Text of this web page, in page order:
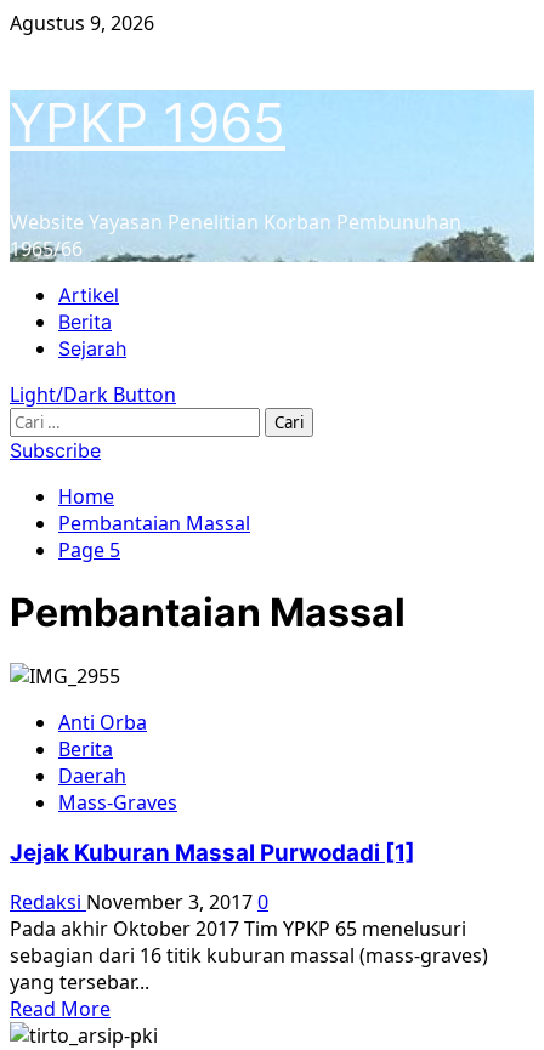
Skip
Agustus 9, 2026
YPKP 1965
Website Yayasan Penelitian Korban Pembunuhan
1965/66
Primary
Menu
Artikel
Berita
Sejarah
Light/Dark Button
Cari
untuk:
Subscribe
Home
Pembantaian Massal
Page 5
Pembantaian Massal
Anti Orba
Berita
Daerah
Mass-Graves
Jejak Kuburan Massal Purwodadi [1]
Redaksi November 3, 20170
Pada akhir Oktober 2017 Tim YPKP 65 menelusuri
sebagian dari 16 titik kuburan massal (mass-graves)
yang tersebar...
Read MoreRead
more